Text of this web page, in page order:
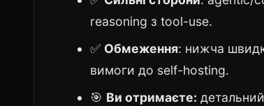
reasoning з tool-use.
✅ Обмеження: нижча
вимоги до self-hosting.
🎯 Ви отримаєте: